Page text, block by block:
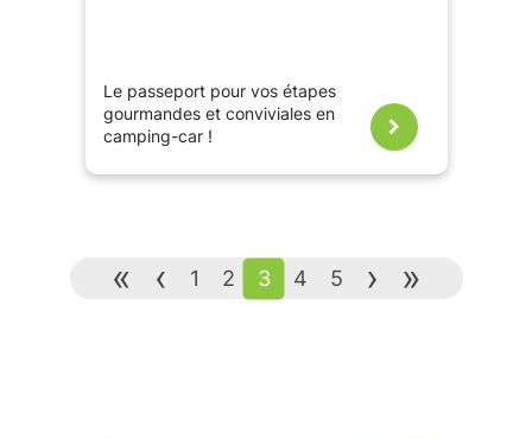
Le passeport pour vos étapes
gourmandes et conviviales en
camping-car !
« ‹ 1 2 3 4 5 › »